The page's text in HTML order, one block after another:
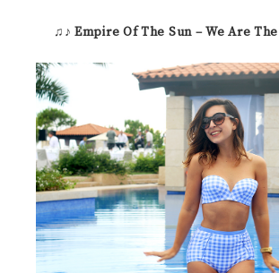
♫♪Empire Of The Sun – We Are